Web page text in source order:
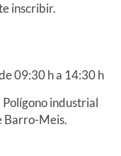
inscribir.
09:30 h a 14:30 h
industrial
Barro-Meis.